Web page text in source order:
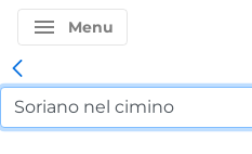
menu Menu